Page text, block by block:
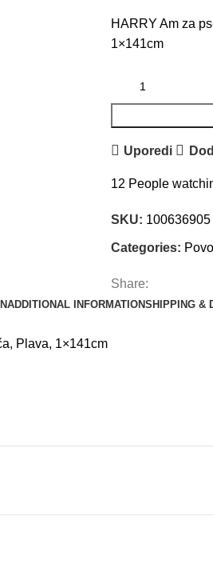
HARRY Am za
1×141cm
Uporedi
12 People
SKU: 100636905
Categories:
Share:
ADDITIONAL INFORMATIONSHIPPING &
Plava, 1×141cm